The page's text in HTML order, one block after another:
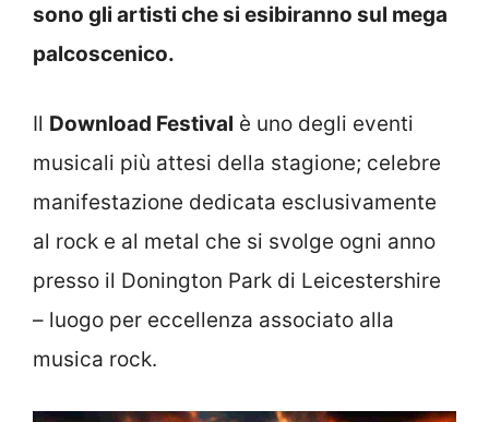
sono gli artisti che si esibiranno sul mega
palcoscenico.
Il Download Festival è uno degli eventi
musicali più attesi della stagione; celebre
manifestazione dedicata esclusivamente
al rock e al metal che si svolge ogni anno
presso il Donington Park di Leicestershire
– luogo per eccellenza associato alla
musica rock.